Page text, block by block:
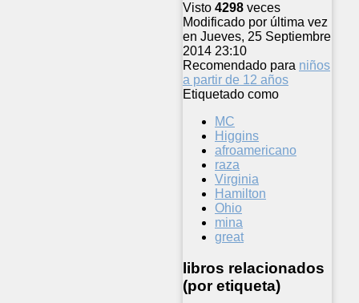
Visto 4298 veces
Modificado por última vez
en Jueves, 25 Septiembre
2014 23:10
Recomendado para niños
a partir de 12 años
Etiquetado como
MC
Higgins
afroamericano
raza
Virginia
Hamilton
Ohio
mina
great
libros relacionados
(por etiqueta)